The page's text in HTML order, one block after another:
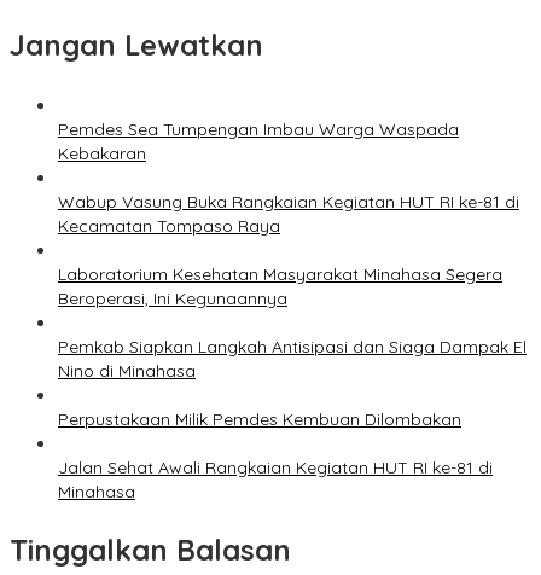
Jangan Lewatkan
Pemdes Sea Tumpengan Imbau Warga Waspada
Kebakaran
Wabup Vasung Buka Rangkaian Kegiatan HUT RI ke-81 di
Kecamatan Tompaso Raya
Laboratorium Kesehatan Masyarakat Minahasa Segera
Beroperasi, Ini Kegunaannya
Pemkab Siapkan Langkah Antisipasi dan Siaga Dampak El
Nino di Minahasa
Perpustakaan Milik Pemdes Kembuan Dilombakan
Jalan Sehat Awali Rangkaian Kegiatan HUT RI ke-81 di
Minahasa
Tinggalkan Balasan